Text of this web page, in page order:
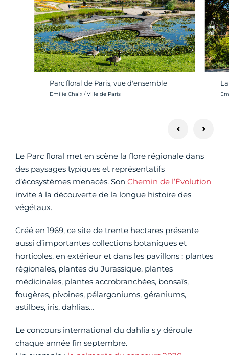
Parc floral de Paris, vue d'ensemble
Crédit photo :
Emilie Chaix / Ville de Paris
Le Parc floral met en scène la flore régionale dans
des paysages typiques et représentatifs
d’écosystèmes menacés. Son Chemin de l’Évolution
invite à la découverte de la longue histoire des
végétaux.
Créé en 1969, ce site de trente hectares présente
aussi d’importantes collections botaniques et
horticoles, en extérieur et dans les pavillons : plantes
régionales, plantes du Jurassique, plantes
médicinales, plantes accrobranchées, bonsaïs,
fougères, pivoines, pélargoniums, géraniums,
astilbes, iris, dahlias…
Le concours international du dahlia s'y déroule
chaque année fin septembre.